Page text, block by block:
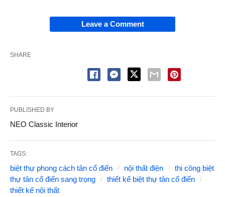
Leave a Comment
SHARE
PUBLISHED BY
NEO Classic Interior
TAGS:
biệt thự phong cách tân cổ điển nội thất điện
thi công biệt
thự tân cổ điển sang trọng
thiết kế biệt thự tân cổ điển
thiết kế nội thất